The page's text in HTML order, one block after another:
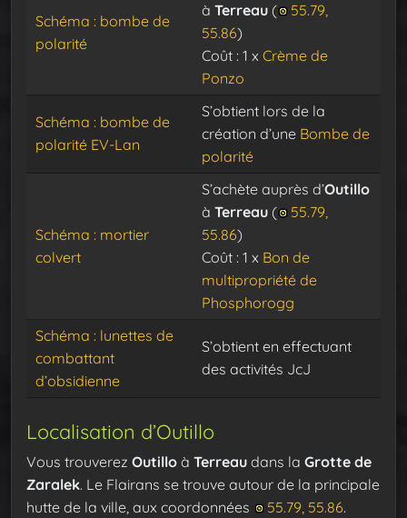
Schéma : bombe de
polarité
à Terreau (
55.79,
55.86)
Coût : 1 x Crème de
Ponzo
Schéma : bombe de
polarité EV-Lan
S’obtient lors de la
création d’une Bombe de
polarité
Schéma : mortier
colvert
S’achète auprès d’Outillo
à Terreau (
55.79,
55.86)
Coût : 1 x Bon de
multipropriété de
Phosphorogg
Schéma : lunettes de
combattant
d’obsidienne
S’obtient en effectuant
des activités JcJ
Localisation d’Outillo
Vous trouverez Outillo à Terreau dans la Grotte de
Zaralek. Le Flairans se trouve autour de la principale
hutte de la ville, aux coordonnées
55.79, 55.86.